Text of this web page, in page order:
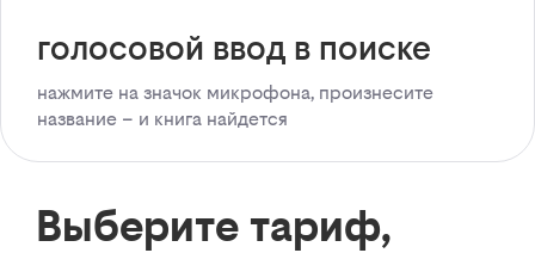
голосовой ввод в поиске
нажмите на значок микрофона, произнесите
название – и книга найдется
Выберите тариф,